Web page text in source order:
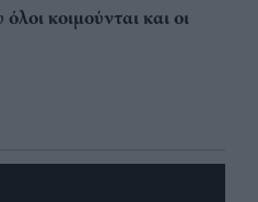
κοιμούνται και οι